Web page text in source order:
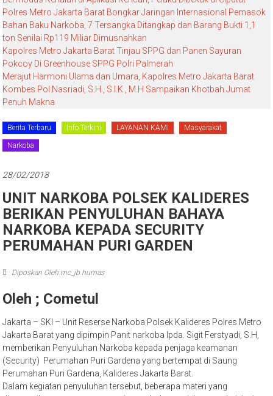
Polres Metro Jakarta Barat Bongkar Jaringan Internasional Pemasok
Bahan Baku Narkoba, 7 Tersangka Ditangkap dan Barang Bukti 1,1
ton Senilai Rp119 Miliar Dimusnahkan
Kapolres Metro Jakarta Barat Tinjau SPPG dan Panen Sayuran
Pokcoy Di Greenhouse SPPG Polri Palmerah
Merajut Harmoni Ulama dan Umara, Kapolres Metro Jakarta Barat
Kombes Pol Nasriadi, S.H., S.I.K., M.H Sampaikan Khotbah Jumat
Penuh Makna
Berita Terbaru Info Terkini LAYANAN KAMI Masyarakat
Narkoba
28/02/2018
UNIT NARKOBA POLSEK KALIDERES
BERIKAN PENYULUHAN BAHAYA
NARKOBA KEPADA SECURITY
PERUMAHAN PURI GARDEN
Diposkan Oleh:mc_jb humas
Oleh ; Cometul
Jakarta – SKI – Unit Reserse Narkoba Polsek Kalideres Polres Metro
Jakarta Barat yang dipimpin Panit narkoba Ipda. Sigit Ferstyadi, S.H,
memberikan Penyuluhan Narkoba kepada penjaga keamanan
(Security) Perumahan Puri Gardena yang bertempat di Saung
Perumahan Puri Gardena, Kalideres Jakarta Barat.
Dalam kegiatan penyuluhan tersebut, beberapa materi yang